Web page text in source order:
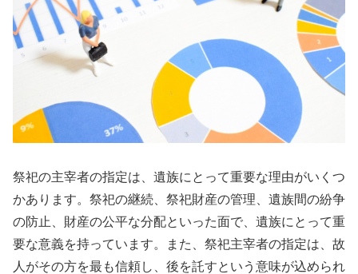
祭祀の主宰者の指定は、遺族にとって重要な理由がいくつ
かあります。祭祀の継続、祭祀財産の管理、遺族間の紛争
の防止、財産の公平な分配といった面で、遺族にとって重
要な意義を持っています。また、祭祀主宰者の指定は、故
人がその方を最も信頼し、後を託すという意味が込められ